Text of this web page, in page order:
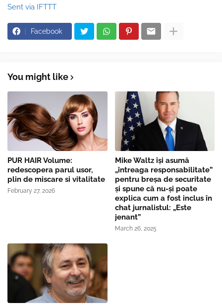
Sent via IFTTT
Facebook
You might like
PUR HAIR Volume:
redescopera parul usor,
plin de miscare si vitalitate
February 27, 2026
Mike Waltz îşi asumă
„întreaga responsabilitate”
pentru breşa de securitate
și spune că nu-și poate
explica cum a fost inclus în
chat jurnalistul: „Este
jenant”
March 26, 2025